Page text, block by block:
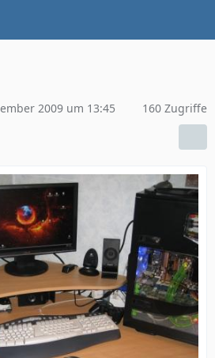
2009 um 13:45 160 Zugriffe